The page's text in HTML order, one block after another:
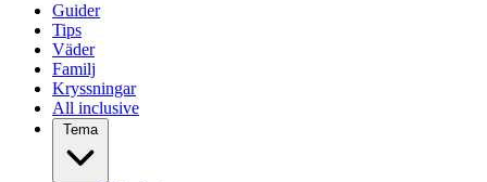
Guider
Tips
Väder
Familj
Kryssningar
All inclusive
Tema